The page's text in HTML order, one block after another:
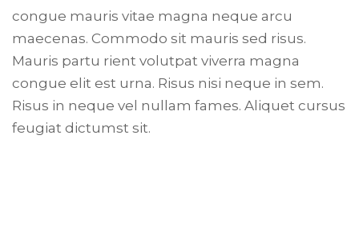
congue mauris vitae magna neque arcu
maecenas. Commodo sit mauris sed risus.
Mauris partu rient volutpat viverra magna
congue elit est urna. Risus nisi neque in sem.
Risus in neque vel nullam fames. Aliquet cursus
feugiat dictumst sit.